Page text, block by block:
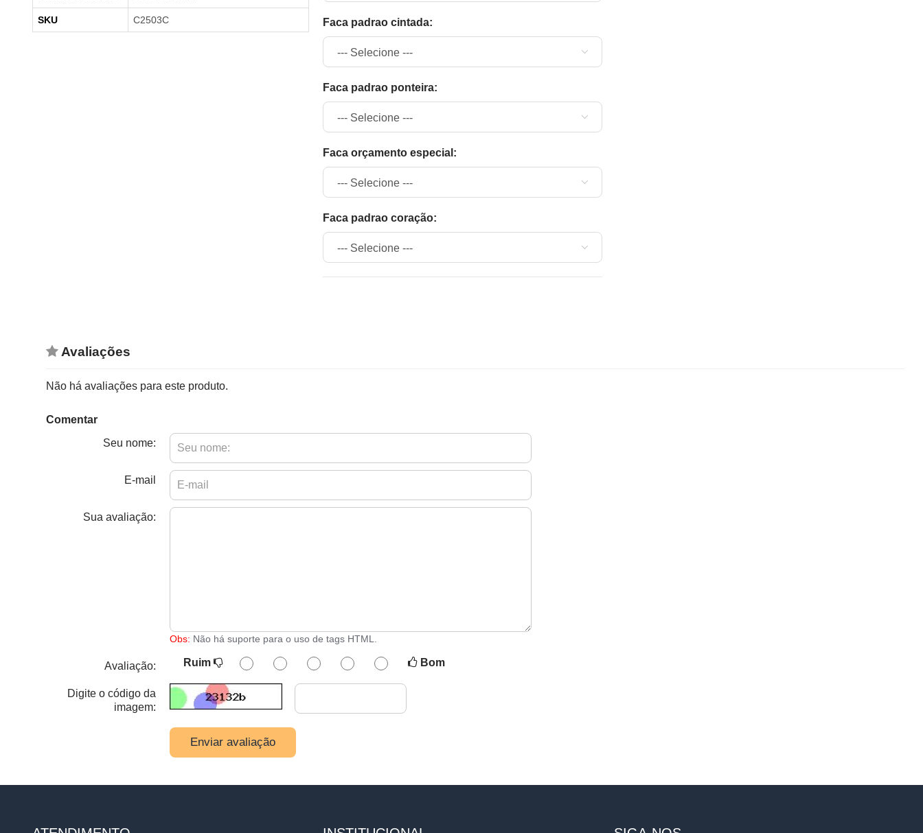
SKU C2503C faca padrao cintada:
faca padrao ponteira:
faca orçamento especial:
faca padrao coração:
Avaliações
Não há avaliações para este produto.
Comentar
Seu nome:
E-mail
Sua avaliação:
Obs: Não há suporte para o uso de tags HTML.
Avaliação: Ruim Bom
Digite o código da
imagem:
Enviar avaliação